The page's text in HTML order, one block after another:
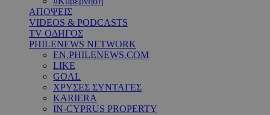
ΑΠΟΨΕΙΣ
VIDEOS & PODCASTS
TV ΟΔΗΓΟΣ
PHILENEWS NETWORK
EN.PHILENEWS.COM
LIKE
GOAL
ΧΡΥΣΕΣ ΣΥΝΤΑΓΕΣ
KARIERA
IN-CYPRUS PROPERTY